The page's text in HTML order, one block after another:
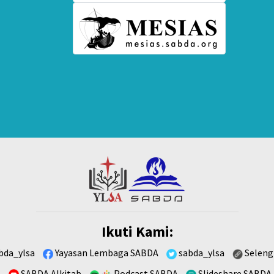
Ikuti Kami:
Yayasan Lembaga SABDA sabda_ylsa